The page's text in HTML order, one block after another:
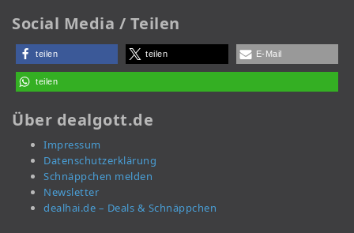
Social Media / Teilen
teilen teilen E-Mail
teilen
Über dealgott.de
Impressum
Datenschutzerklärung
Schnäppchen melden
Newsletter
dealhai.de – Deals & Schnäppchen